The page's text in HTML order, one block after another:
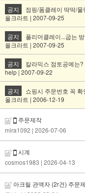
공지
점핑/폼클레이 딱딱/
올크라트 | 2007-09-25
공지
폴리머클레이...굽는
올크라트 | 2007-09-25
공지
칼라믹스 점토공예는?
help | 2007-09-22
공지
쇼핑시 주문번호 꼭 확
올크라트 | 2006-12-19
주문제작
mira1092 | 2026-07-06
시계
cosmos1983 | 2026-04-13
아크릴 관액자 (2r건) 주문